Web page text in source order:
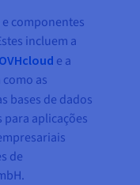
componentes
incluem a
e a
as
bases de dados
aplicações
de